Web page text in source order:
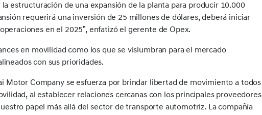
la estructuración de una expansión de la planta para producir 10.000
requerirá una inversión de 25 millones de dólares, deberá iniciar
en el 2025”, enfatizó el gerente de Opex.
en movilidad como los que se vislumbran para el mercado
con sus prioridades.
Motor Company se esfuerza por brindar libertad de movimiento a todos
al establecer relaciones cercanas con los principales proveedores
papel más allá del sector de transporte automotriz. La compañía